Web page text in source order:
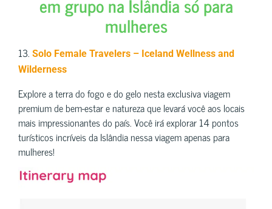
mulheres
13. Solo Female Travelers – Iceland Wellness and
Wilderness
Explore a terra do fogo e do gelo nesta exclusiva viagem
premium de bem-estar e natureza que levará você aos locais
mais impressionantes do país. Você irá explorar 14 pontos
turísticos incríveis da Islândia nessa viagem apenas para
mulheres!